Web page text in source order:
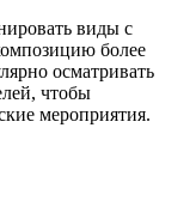
виды с
более
осматривать
чтобы
мероприятия.